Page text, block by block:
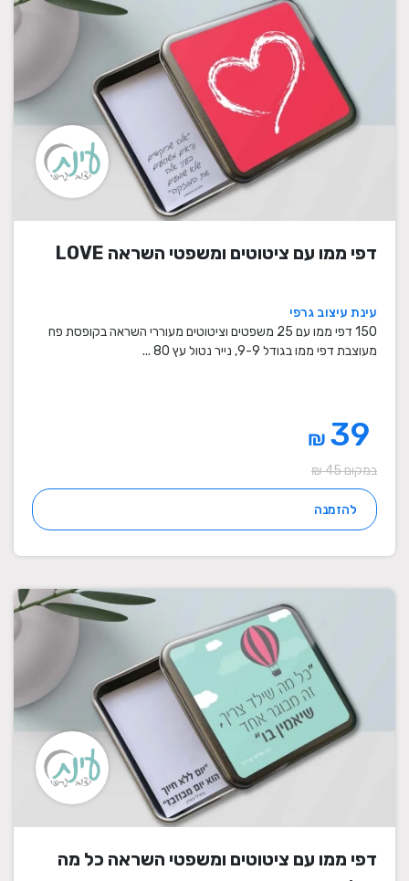
דפי ממו עם ציטוטים ומשפטי השראה LOVE
עינת עיצוב גרפי
150 דפי ממו עם 25 משפטים וציטוטים מעוררי השראה בקופסת פח
מעוצבת דפי ממו בגודל 9-9, נייר נטול עץ 80 ...
₪
במקום 45 ₪
להזמנה
דפי ממו עם ציטוטים ומשפטי השראה כל מה